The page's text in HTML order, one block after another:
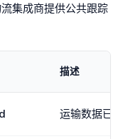
集成商提供公共跟踪
描述
运输数据已录